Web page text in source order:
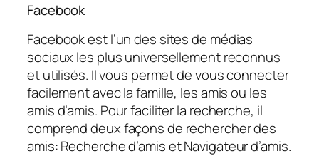
Facebook
Facebook est l’un des sites de médias
sociaux les plus universellement reconnus
et utilisés. Il vous permet de vous connecter
facilement avec la famille, les amis ou les
amis d’amis. Pour faciliter la recherche, il
comprend deux façons de rechercher des
amis: Recherche d’amis et Navigateur d’amis.